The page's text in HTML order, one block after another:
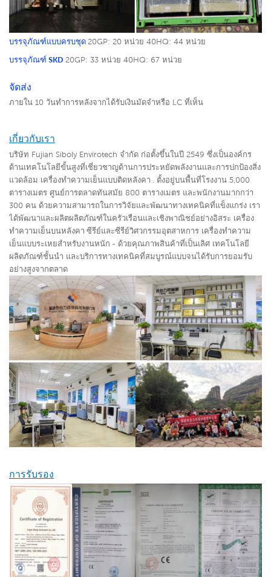
บรรจุภัณฑ์แบบครบชุด 20GP: 20 หน่วย 40HQ: 44 หน่วย
บรรจุภัณฑ์ SKD 20GP: 33 หน่วย 40HQ: 67 หน่วย
จัดส่ง
ภายใน 10 วันทำการหลังจากได้รับเงินมัดจำหรือ LC ที่เห็น
เกี่ยวกับเรา
บริษัท Fujian Siboly Envirotech จำกัด ก่อตั้งขึ้นในปี 2549 ซึ่งเป็นองค์กร
ด้านเทคโนโลยีขั้นสูงที่เชี่ยวชาญด้านการประหยัดพลังงานและการปกป้องสิ่ง
แวดล้อม เครื่องทำความเย็นแบบติดหลังคา . ตั้งอยู่บนพื้นที่โรงงาน 5,000
ตารางเมตร ศูนย์การตลาดทันสมัย 800 ตารางเมตร และพนักงานมากกว่า
300 คน ด้วยความสามารถในการวิจัยและพัฒนาทางเทคนิคที่แข็งแกร่ง เรา
ได้พัฒนาและผลิตผลิตภัณฑ์ในครัวเรือนและเชิงพาณิชย์อย่างอิสระ เครื่อง
ทำความเย็นบนหลังคา ซีรีย์และซีรีย์วิศวกรรมอุตสาหการ เครื่องทำความ
เย็นแบบระเหยสำหรับงานหนัก - ด้วยคุณภาพสินค้าที่เป็นเลิศ เทคโนโลยี
ผลิตภัณฑ์ชั้นนำ และบริการทางเทคนิคที่สมบูรณ์แบบจนได้รับการยอมรับ
อย่างสูงจากตลาด
การรับรอง